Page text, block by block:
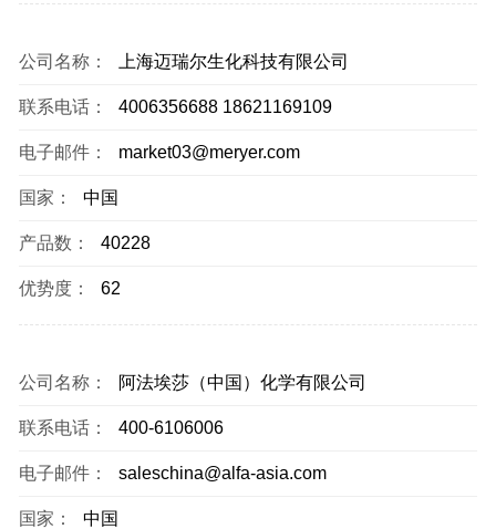
公司名称： 上海迈瑞尔生化科技有限公司
联系电话： 4006356688 18621169109
电子邮件： market03@meryer.com
国家： 中国
产品数： 40228
优势度： 62
公司名称： 阿法埃莎（中国）化学有限公司
联系电话： 400-6106006
电子邮件： saleschina@alfa-asia.com
国家： 中国